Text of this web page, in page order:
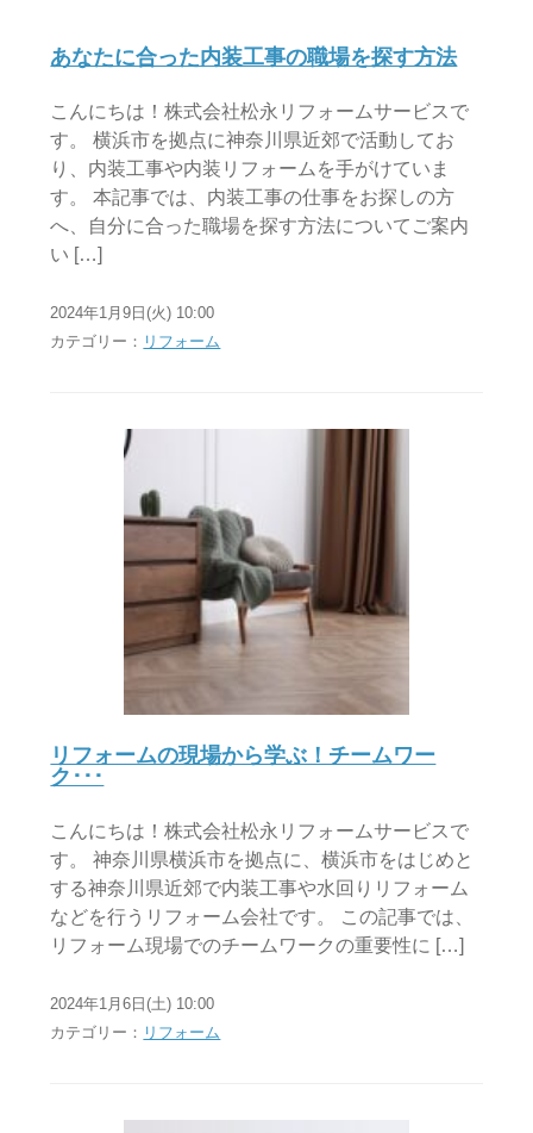
あなたに合った内装工事の職場を探す方法
こんにちは！株式会社松永リフォームサービスで
す。 横浜市を拠点に神奈川県近郊で活動してお
り、内装工事や内装リフォームを手がけていま
す。 本記事では、内装工事の仕事をお探しの方
へ、自分に合った職場を探す方法についてご案内
い […]
2024年1月9日(火) 10:00
カテゴリー： リフォーム
リフォームの現場から学ぶ！チームワー
ク･･･
こんにちは！株式会社松永リフォームサービスで
す。 神奈川県横浜市を拠点に、横浜市をはじめと
する神奈川県近郊で内装工事や水回りリフォーム
などを行うリフォーム会社です。 この記事では、
リフォーム現場でのチームワークの重要性に […]
2024年1月6日(土) 10:00
カテゴリー： リフォーム